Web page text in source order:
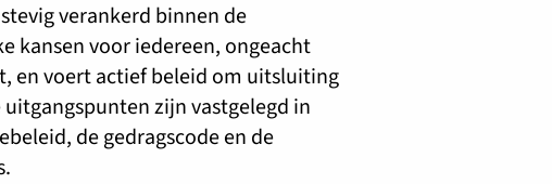
verankerd binnen de
kansen voor iedereen, ongeacht
en voert actief beleid om uitsluiting
zijn vastgelegd in
de gedragscode en de